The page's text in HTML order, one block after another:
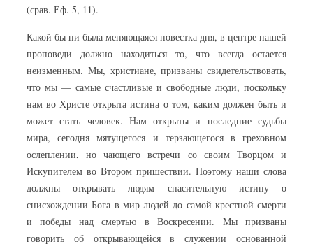
(срав. Еф. 5, 11).
Какой бы ни была меняющаяся повестка дня, в центре нашей
проповеди должно находиться то, что всегда остается
неизменным. Мы, христиане, призваны свидетельствовать,
что мы — самые счастливые и свободные люди, поскольку
нам во Христе открыта истина о том, каким должен быть и
может стать человек. Нам открыты и последние судьбы
мира, сегодня мятущегося и терзающегося в греховном
ослеплении, но чающего встречи со своим Творцом и
Искупителем во Втором пришествии. Поэтому наши слова
должны открывать людям спасительную истину о
снисхождении Бога в мир людей до самой крестной смерти
и победы над смертью в Воскресении. Мы призваны
говорить об открывающейся в служении основанной